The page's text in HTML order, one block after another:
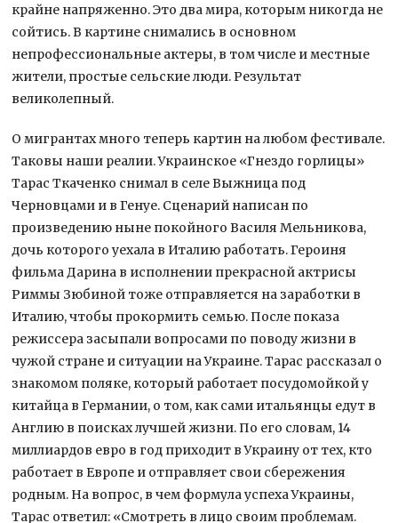
крайне напряженно. Это два мира, которым никогда не
сойтись. В картине снимались в основном
непрофессиональные актеры, в том числе и местные
жители, простые сельские люди. Результат
великолепный.
О мигрантах много теперь картин на любом фестивале.
Таковы наши реалии. Украинское «Гнездо горлицы»
Тарас Ткаченко снимал в селе Выжница под
Черновцами и в Генуе. Сценарий написан по
произведению ныне покойного Василя Мельникова,
дочь которого уехала в Италию работать. Героиня
фильма Дарина в исполнении прекрасной актрисы
Риммы Зюбиной тоже отправляется на заработки в
Италию, чтобы прокормить семью. После показа
режиссера засыпали вопросами по поводу жизни в
чужой стране и ситуации на Украине. Тарас рассказал о
знакомом поляке, который работает посудомойкой у
китайца в Германии, о том, как сами итальянцы едут в
Англию в поисках лучшей жизни. По его словам, 14
миллиардов евро в год приходит в Украину от тех, кто
работает в Европе и отправляет свои сбережения
родным. На вопрос, в чем формула успеха Украины,
Тарас ответил: «Смотреть в лицо своим проблемам.